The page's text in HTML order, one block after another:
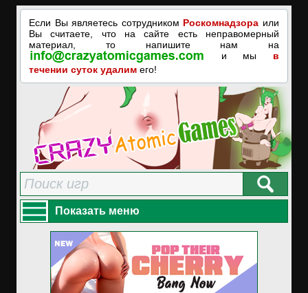
Если Вы являетесь сотрудником Роскомнадзора или
Вы считаете, что на сайте есть неправомерный
материал, то напишите нам на
и мы в
течении суток удалим его!
Показать меню